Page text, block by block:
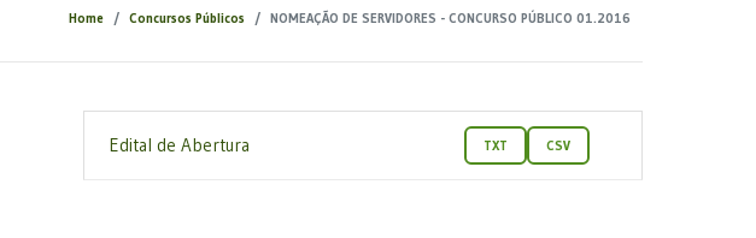
Home Concursos Públicos NOMEAÇÃO DE SERVIDORES - CONCURSO PÚBLICO 01.2016
Edital de Abertura TXT CSV